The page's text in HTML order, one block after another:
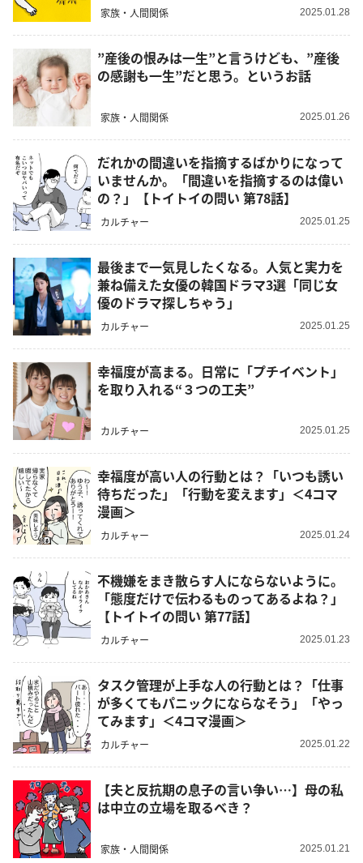
家族・人間関係 2025.01.28
”産後の恨みは一生”と言うけども、”産後
の感謝も一生”だと思う。というお話
家族・人間関係 2025.01.26
だれかの間違いを指摘するばかりになって
いませんか。「間違いを指摘するのは偉い
の？」【トイトイの問い 第78話】
カルチャー 2025.01.25
最後まで一気見したくなる。人気と実力を
兼ね備えた女優の韓国ドラマ3選「同じ女
優のドラマ探しちゃう」
カルチャー 2025.01.25
幸福度が高まる。日常に「プチイベント」
を取り入れる“３つの工夫”
カルチャー 2025.01.25
幸福度が高い人の行動とは？「いつも誘い
待ちだった」「行動を変えます」＜4コマ
漫画＞
カルチャー 2025.01.24
不機嫌をまき散らす人にならないように。
「態度だけで伝わるものってあるよね？」
【トイトイの問い 第77話】
カルチャー 2025.01.23
タスク管理が上手な人の行動とは？「仕事
が多くてもパニックにならなそう」「やっ
てみます」＜4コマ漫画＞
カルチャー 2025.01.22
【夫と反抗期の息子の言い争い…】母の私
は中立の立場を取るべき？
家族・人間関係 2025.01.21